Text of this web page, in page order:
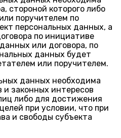
стороной которого либо
поручителем по
персональных данных, а
по инициативе
или договора, по
данных будет
или поручителем.
данных необходима
и законных интересов
либо для достижения
при условии, что при
и свободы субъекта